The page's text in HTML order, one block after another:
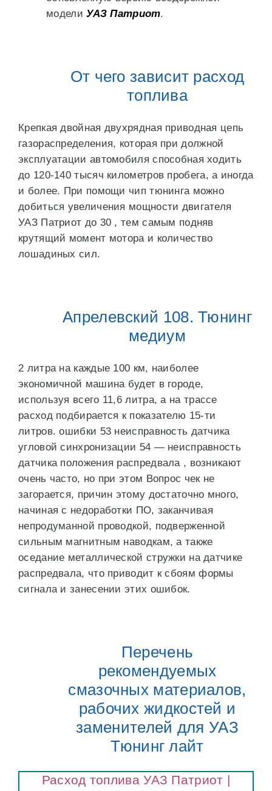
моделиУАЗ Патриот.
От чего зависит расход
топлива
Крепкая двойная двухрядная приводная цепь
газораспределения, которая при должной
эксплуатации автомобиля способная ходить
до 120-140 тысяч километров пробега, а иногда
и более. При помощи чип тюнинга можно
добиться увеличения мощности двигателя
УАЗ Патриот до 30 , тем самым подняв
крутящий момент мотора и количество
лошадиных сил.
Апрелевский 108. Тюнинг
медиум
2 литра на каждые 100 км, наиболее
экономичной машина будет в городе,
используя всего 11,6 литра, а на трассе
расход подбирается к показателю 15-ти
литров. ошибки 53 неисправность датчика
угловой синхронизации 54 — неисправность
датчика положения распредвала , возникают
очень часто, но при этом Вопрос чек не
загорается, причин этому достаточно много,
начиная с недоработки ПО, заканчивая
непродуманной проводкой, подверженной
сильным магнитным наводкам, а также
оседание металлической стружки на датчике
распредвала, что приводит к сбоям формы
сигнала и занесении этих ошибок.
Перечень
рекомендуемых
смазочных материалов,
рабочих жидкостей и
заменителей для УАЗ
Тюнинг лайт
Расход топлива УАЗ Патриот |